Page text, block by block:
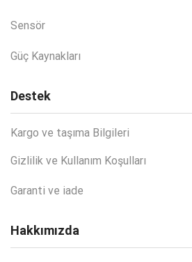
Sensör
Güç Kaynakları
Destek
Kargo ve taşıma Bilgileri
Gizlilik ve Kullanım Koşulları
Garanti ve iade
Hakkımızda